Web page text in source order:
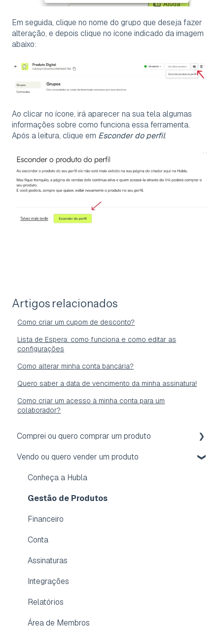
Em seguida, clique no nome do grupo que deseja fazer
alteração, e depois clique no ícone indicado da imagem
abaixo:
Ao clicar no ícone, irá aparecer na sua tela algumas
informações sobre como funciona essa ferramenta.
Após a leitura, clique em Esconder do perfil.
Artigos relacionados
Como criar um cupom de desconto?
Lista de Espera: como funciona e como editar as
configurações
Como alterar minha conta bancária?
Quero saber a data de vencimento da minha assinatura!
Como criar um acesso à minha conta para um
colaborador?
Comprei ou quero comprar um produto
Acesso
Reembolso
Assinatura
Conta
Dúvidas frequentes
Aplicativo para membros
Vendo ou quero vender um produto
Conheça a Hubla
Gestão de Produtos
Financeiro
Conta
Assinaturas
Integrações
Relatórios
Área de Membros